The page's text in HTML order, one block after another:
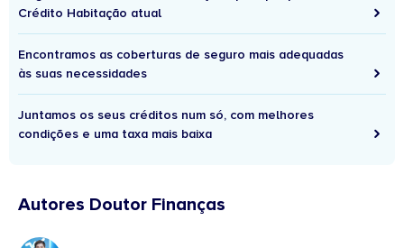
Crédito Habitação atual
Encontramos as coberturas de seguro mais adequadas
às suas necessidades
Juntamos os seus créditos num só, com melhores
condições e uma taxa mais baixa
Autores Doutor Finanças